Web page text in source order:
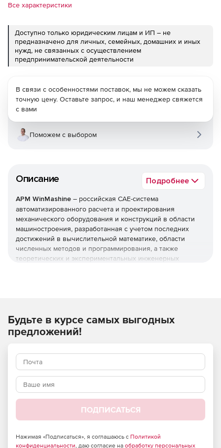
Все характеристики
Доступно только юридическим лицам и ИП – не
предназначено для личных, семейных, домашних и иных
нужд, не связанных с осуществлением
предпринимательской деятельности
Описание Подробнее
APM WinMashine – российская CAE-система
автоматизированного расчета и проектирования
механического оборудования и конструкций в области
машиностроения, разработанная с учетом последних
достижений в вычислительной математике, области
численных методов и программирования, а также
теоретических и экспериментальных инженерных
бесшовные связки между расчетными модулями для
решения сложных производственных задач.
модульной схеме, что обеспечивает удобство его
использования под узконаправленные отраслевые
задачи машиностроения.
Графические средства (2D и 3D препроцессор для
Детали машин и соединения (расчеты типовых
В связи с особенностями поставок, мы не можем сказать
точную цену. Оставьте запрос, и наш менеджер свяжется
с вами
Поможем с выбором
Будьте в курсе самых выгодных
предложений!
ПОДПИСАТЬСЯ
Нажимая «Подписаться», я соглашаюсь с Политикой
конфиденциальности, даю согласие на обработку персональных